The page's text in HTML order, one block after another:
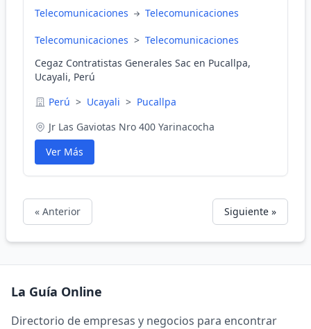
Telecomunicaciones Telecomunicaciones
Telecomunicaciones > Telecomunicaciones
Cegaz Contratistas Generales Sac en Pucallpa,
Ucayali, Perú
Perú > Ucayali > Pucallpa
Jr Las Gaviotas Nro 400 Yarinacocha
Ver Más
« Anterior Siguiente »
La Guía Online
Directorio de empresas y negocios para encontrar